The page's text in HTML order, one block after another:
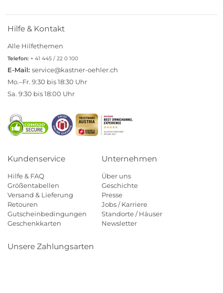
Hilfe & Kontakt
Alle Hilfethemen
Telefon: + 41 445 / 22 0 100
E-Mail: service@kastner-oehler.ch
Mo.–Fr. 9:30 bis 18:30 Uhr
Sa. 9:30 bis 18:00 Uhr
Kundenservice
Hilfe & FAQ
Größentabellen
Versand & Lieferung
Retouren
Gutscheinbedingungen
Geschenkkarten
Unternehmen
Über uns
Geschichte
Presse
Jobs / Karriere
Standorte / Häuser
Newsletter
Unsere Zahlungsarten